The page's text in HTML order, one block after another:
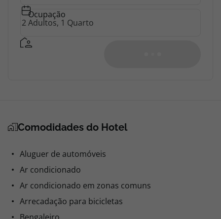
Ocupação
Quarto 1 - 2 Adultos
Duplo Deluxe Quinta
Só Alojamento
Não reembolsável
Comodidades do Hotel
Aluguer de automóveis
Ar condicionado
Ar condicionado em zonas comuns